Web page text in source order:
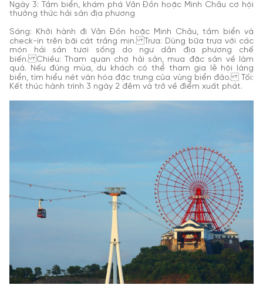
Ngày 3: Tắm biển, khám phá Vân Đồn hoặc Minh Châu cơ hội
thưởng thức hải sản địa phương
Sáng: Khởi hành đi Vân Đồn hoặc Minh Châu, tắm biển và
check-in trên bãi cát trắng mịn. Trưa: Dùng bữa trưa với các
món hải sản tươi sống do ngư dân địa phương chế
biến. Chiều: Tham quan chợ hải sản, mua đặc sản về làm
quà. Nếu đúng mùa, du khách có thể tham gia lễ hội làng
biển, tìm hiểu nét văn hóa đặc trưng của vùng biển đảo. Tối:
Kết thúc hành trình 3 ngày 2 đêm và trở về điểm xuất phát.